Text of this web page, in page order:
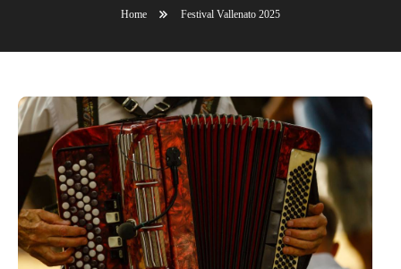
Home Festival Vallenato 2025